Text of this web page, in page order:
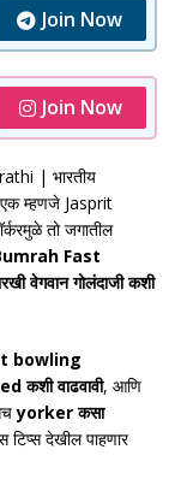
Join Now
Join Now
| भारतीय
म्हणजे Jasprit
तो जगातील
Fast
वेगवान गोलंदाजी कशी
bowling
कशी वाढवावी, आणि
yorker कसा
देखील पाहणार